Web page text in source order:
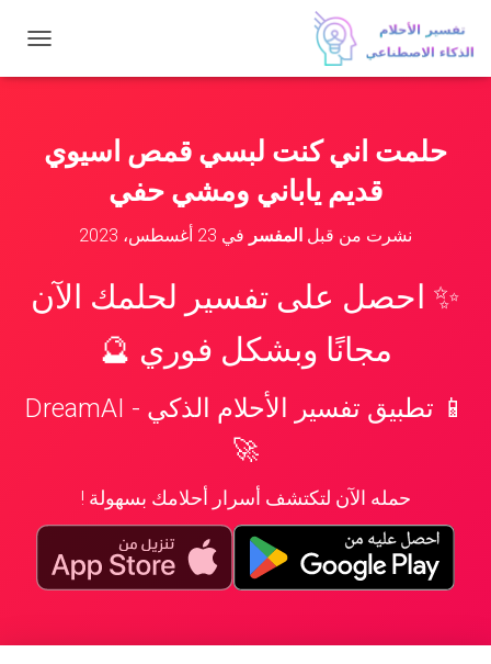
ب
حلمت اني كنت لبسي قمص اسيوي
قديم ياباني ومشي حفي
نشرت من قبل المفسر في 23 أغسطس، 2023
✨ احصل على تفسير لحلمك الآن
مجانًا وبشكل فوري 🔮
📱 تطبيق تفسير الأحلام الذكي - DreamAI
🚀
حمله الآن لتكتشف أسرار أحلامك بسهولة !